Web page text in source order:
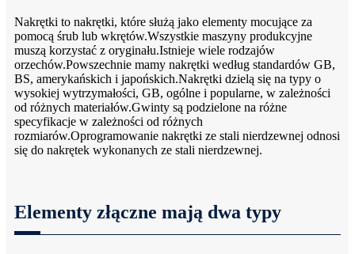
Nakrętki to nakrętki, które służą jako elementy mocujące za
pomocą śrub lub wkrętów.Wszystkie maszyny produkcyjne
muszą korzystać z oryginału.Istnieje wiele rodzajów
orzechów.Powszechnie mamy nakrętki według standardów GB,
BS, amerykańskich i japońskich.Nakrętki dzielą się na typy o
wysokiej wytrzymałości, GB, ogólne i popularne, w zależności
od różnych materiałów.Gwinty są podzielone na różne
specyfikacje w zależności od różnych
rozmiarów.Oprogramowanie nakrętki ze stali nierdzewnej odnosi
się do nakrętek wykonanych ze stali nierdzewnej.
Elementy złączne mają dwa typy